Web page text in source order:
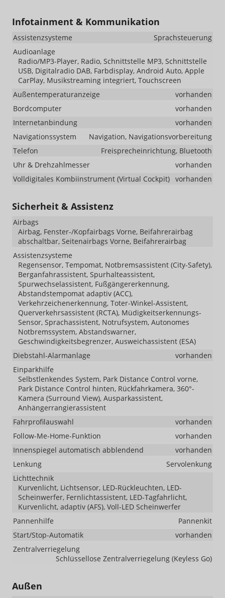
Infotainment & Kommunikation
Assistenzsysteme
Sprachsteuerung
Audioanlage
Radio/MP3-Player, Radio, Schnittstelle MP3, Schnittstelle
USB, Digitalradio DAB, Farbdisplay, Android Auto, Apple
CarPlay, Musikstreaming integriert, Touchscreen
Außentemperaturanzeige
vorhanden
Bordcomputer
vorhanden
Internetanbindung
vorhanden
Navigationssystem
Navigation, Navigationsvorbereitung
Telefon
Freisprecheinrichtung, Bluetooth
Uhr & Drehzahlmesser
vorhanden
Volldigitales Kombiinstrument (Virtual Cockpit) vorhanden
Sicherheit & Assistenz
Airbags
Airbag, Fenster-/Kopfairbags Vorne, Beifahrerairbag
abschaltbar, Seitenairbags Vorne, Beifahrerairbag
Assistenzsysteme
Regensensor, Tempomat, Notbremsassistent (City-Safety),
Berganfahrassistent, Spurhalteassistent,
Spurwechselassistent, Fußgängererkennung,
Abstandstempomat adaptiv (ACC),
Verkehrzeichenerkennung, Toter-Winkel-Assistent,
Querverkehrsassistent (RCTA), Müdigkeitserkennungs-
Sensor, Sprachassistent, Notrufsystem, Autonomes
Notbremssystem, Abstandswarner,
Geschwindigkeitsbegrenzer, Ausweichassistent (ESA)
Diebstahl-Alarmanlage
vorhanden
Einparkhilfe
Selbstlenkendes System, Park Distance Control vorne,
Park Distance Control hinten, Rückfahrkamera, 360°-
Kamera (Surround View), Ausparkassistent,
Anhängerrangierassistent
Fahrprofilauswahl
vorhanden
Follow-Me-Home-Funktion
vorhanden
Innenspiegel automatisch abblendend
vorhanden
Lenkung
Servolenkung
Lichttechnik
Kurvenlicht, Lichtsensor, LED-Rückleuchten, LED-
Scheinwerfer, Fernlichtassistent, LED-Tagfahrlicht,
Kurvenlicht, adaptiv (AFS), Voll-LED Scheinwerfer
Pannenhilfe
Pannenkit
Start/Stop-Automatik
vorhanden
Zentralverriegelung
Schlüssellose Zentralverriegelung (Keyless Go)
Außen